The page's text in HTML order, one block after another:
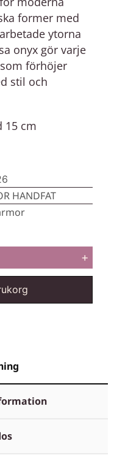
former med
ytorna
onyx gör varje
förhöjer
stil och
15 cm
HANDFAT
+